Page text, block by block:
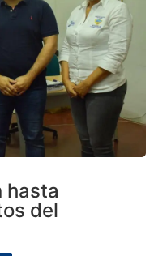
hasta
del